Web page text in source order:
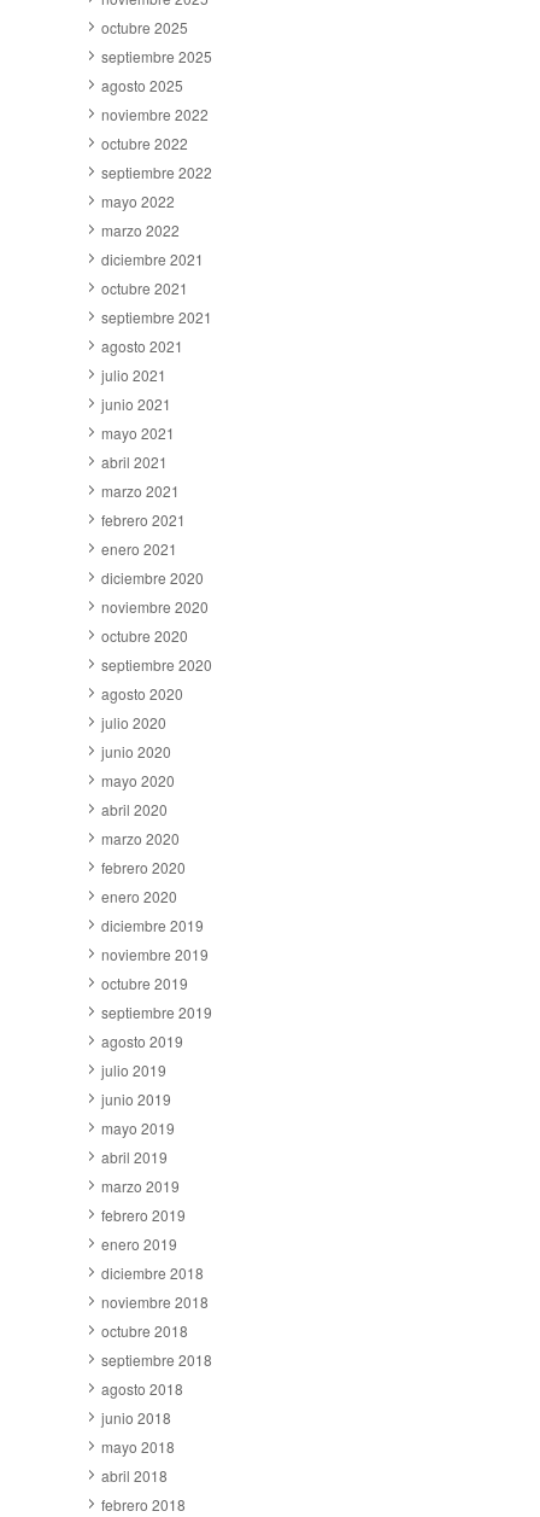
octubre 2025
septiembre 2025
agosto 2025
noviembre 2022
octubre 2022
septiembre 2022
mayo 2022
marzo 2022
diciembre 2021
octubre 2021
septiembre 2021
agosto 2021
julio 2021
junio 2021
mayo 2021
abril 2021
marzo 2021
febrero 2021
enero 2021
diciembre 2020
noviembre 2020
octubre 2020
septiembre 2020
agosto 2020
julio 2020
junio 2020
mayo 2020
abril 2020
marzo 2020
febrero 2020
enero 2020
diciembre 2019
noviembre 2019
octubre 2019
septiembre 2019
agosto 2019
julio 2019
junio 2019
mayo 2019
abril 2019
marzo 2019
febrero 2019
enero 2019
diciembre 2018
noviembre 2018
octubre 2018
septiembre 2018
agosto 2018
junio 2018
mayo 2018
abril 2018
febrero 2018